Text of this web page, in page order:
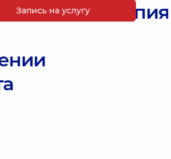
Запись на услугу